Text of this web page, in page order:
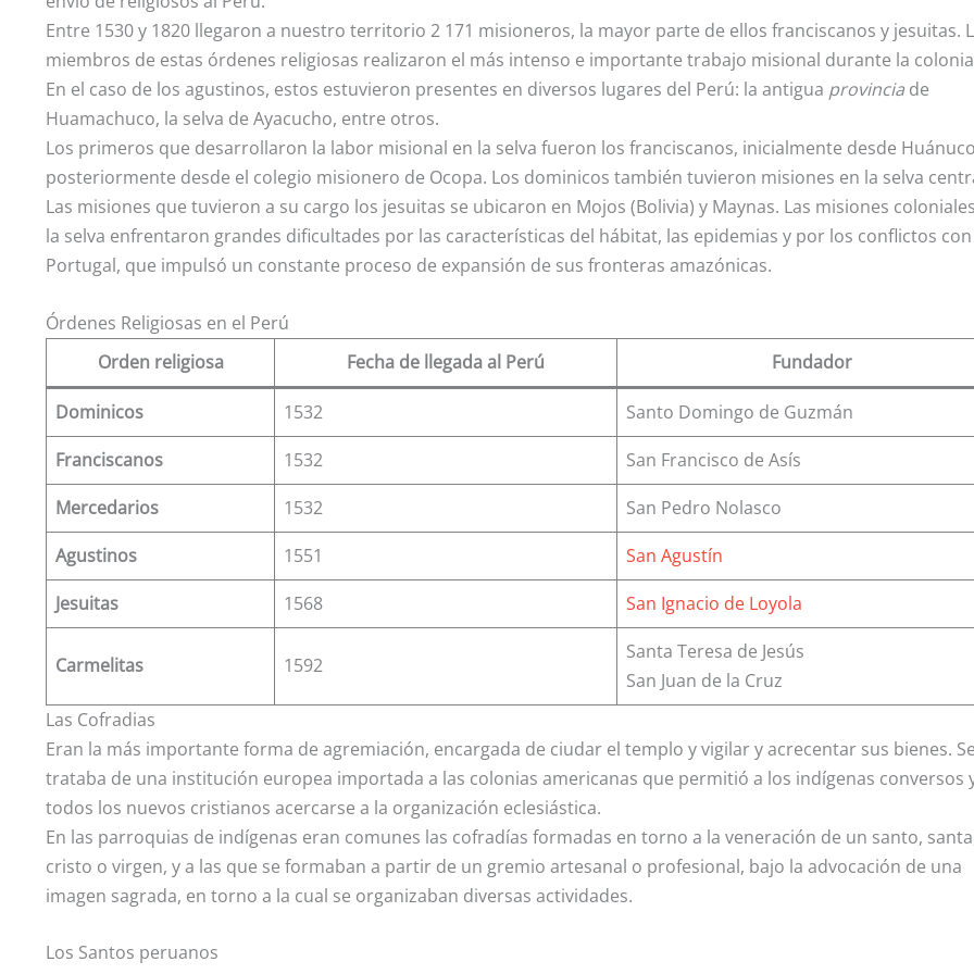
Entre 1530 y 1820 llegaron a nuestro territorio 2 171 misioneros, la mayor parte de ellos franciscanos y jesuitas.
miembros de estas órdenes religiosas realizaron el más intenso e importante trabajo misional durante la
En el caso de los agustinos, estos estuvieron presentes en diversos lugares del Perú: la antigua provincia de
Huamachuco, la selva de Ayacucho, entre otros.
Los primeros que desarrollaron la labor misional en la selva fueron los franciscanos, inicialmente desde
posteriormente desde el colegio misionero de Ocopa. Los dominicos también tuvieron misiones en la selva
Las misiones que tuvieron a su cargo los jesuitas se ubicaron en Mojos (Bolivia) y Maynas. Las misiones
la selva enfrentaron grandes dificultades por las características del hábitat, las epidemias y por los conflictos con
Portugal, que impulsó un constante proceso de expansión de sus fronteras amazónicas.
Órdenes Religiosas en el Perú
Orden religiosa
Fecha de llegada al Perú Fundador
Dominicos 1532
Santo Domingo de Guzmán
Franciscanos
1532
San Francisco de Asís
Mercedarios
1532
San Pedro Nolasco
Agustinos
1551
San Agustín
Jesuitas
1568 San Ignacio de Loyola
Carmelitas 1592
Santa Teresa de Jesús
San Juan de la Cruz
Las Cofradias
Eran la más importante forma de agremiación, encargada de ciudar el templo y vigilar y acrecentar sus bienes. Se
trataba de una institución europea importada a las colonias americanas que permitió a los indígenas conversos
todos los nuevos cristianos acercarse a la organización eclesiástica.
En las parroquias de indígenas eran comunes las cofradías formadas en torno a la veneración de un santo,
cristo o virgen, y a las que se formaban a partir de un gremio artesanal o profesional, bajo la advocación de una
imagen sagrada, en torno a la cual se organizaban diversas actividades.
Los Santos peruanos